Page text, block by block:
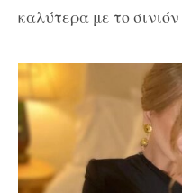
καλύτερα με το σινιόν